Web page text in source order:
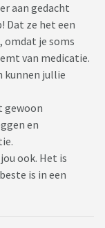
aan gedacht
Dat ze het een
omdat je soms
van medicatie.
kunnen jullie
gewoon
en
ook. Het is
is in een